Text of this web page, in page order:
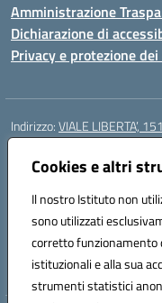
Cookies e altri
Il nostro Istituto non
sono utilizzati
corretto funzionamento
istituzionali e alla sua
strumenti statistici
Amministrazione
Dichiarazione di
Privacy e protezione
Indirizzo:VIALE LIBERTA’,
Centralino:
Posta elettronica certificata
Codice fiscale:
Codice meccanografico:
Codice Indice delle
Codice unico di fatturazione